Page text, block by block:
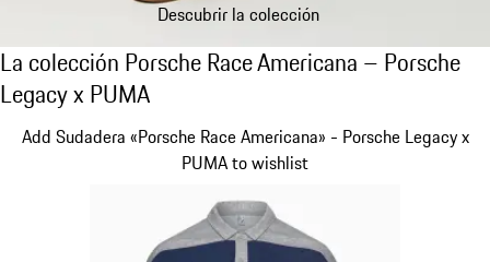
Descubrir la colección
La colección Porsche Race Americana –
La colección Porsche Race Americana – Porsche
Legacy x PUMA
Add Sudadera «Porsche Race Americana» - Porsche Legacy x
PUMA to wishlist
Diapositiva 1 de 10